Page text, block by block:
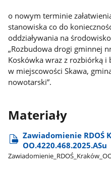
o nowym terminie
stanowiska co do
oddziaływania na
„Rozbudowa drogi gminnej
Koskówka wraz z rozbiórką i
w miejscowości Skawa,
nowotarski”.
Materiały
Zawiadomienie RDOŚ
OO.4220.468.2025.ASu